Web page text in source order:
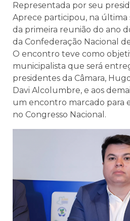
Representada por seu
Aprece participou, na última
da primeira reunião do ano
da Confederação Nacional
O encontro teve como
municipalista que será
presidentes da Câmara,
Davi Alcolumbre, e aos
um encontro marcado para
no Congresso Nacional.